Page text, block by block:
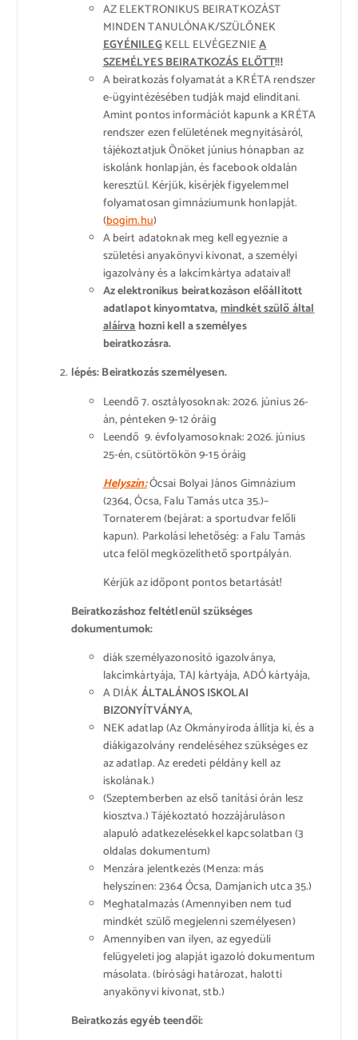
AZ ELEKTRONIKUS BEIRATKOZÁST
MINDEN TANULÓNAK/SZÜLŐNEK
EGYÉNILEGKELL ELVÉGEZNIEA
SZEMÉLYES BEIRATKOZÁS ELŐTT!!!
A beiratkozás folyamatát a KRÉTA rendszer
e-ügyintézésében tudják majd elindítani.
Amint pontos információt kapunk a KRÉTA
rendszer ezen felületének megnyitásáról,
tájékoztatjuk Önöket június hónapban az
iskolánk honlapján, és facebook oldalán
keresztül. Kérjük, kísérjék figyelemmel
folyamatosan gimnáziumunk honlapját.
(bogim.hu)
A beírt adatoknak meg kell egyeznie a
születési anyakönyvi kivonat, a személyi
igazolvány és a lakcímkártya adataival!
Az elektronikus beiratkozáson előállított
adatlapot kinyomtatva,mindkét szülő által
aláírvahozni kell a személyes
beiratkozásra.
lépés: Beiratkozás személyesen.
Leendő 7. osztályosoknak: 2026. június 26-
án, pénteken 9-12 óráig
Leendő 9. évfolyamosoknak: 2026. június
25-én, csütörtökön 9-15 óráig
Helyszín:Ócsai Bolyai János Gimnázium
(2364, Ócsa, Falu Tamás utca 35.)–
Tornaterem (bejárat: a sportudvar felőli
kapun). Parkolási lehetőség: a Falu Tamás
utca felöl megközelíthető sportpályán.
Kérjük az időpont pontos betartását!
Beiratkozáshoz feltétlenül szükséges
dokumentumok:
diák személyazonosító igazolványa,
lakcímkártyája, TAJ kártyája, ADÓ kártyája,
A DIÁKÁLTALÁNOS ISKOLAI
BIZONYÍTVÁNYA,
NEK adatlap (Az Okmányiroda állítja ki, és a
diákigazolvány rendeléséhez szükséges ez
az adatlap. Az eredeti példány kell az
iskolának.)
(Szeptemberben az első tanítási órán lesz
kiosztva.) Tájékoztató hozzájáruláson
alapuló adatkezelésekkel kapcsolatban (3
oldalas dokumentum)
Menzára jelentkezés (Menza: más
helyszínen: 2364 Ócsa, Damjanich utca 35.)
Meghatalmazás (Amennyiben nem tud
mindkét szülő megjelenni személyesen)
Amennyiben van ilyen, az egyedüli
felügyeleti jog alapját igazoló dokumentum
másolata. (bírósági határozat, halotti
anyakönyvi kivonat, stb.)
Beiratkozás egyéb teendői: